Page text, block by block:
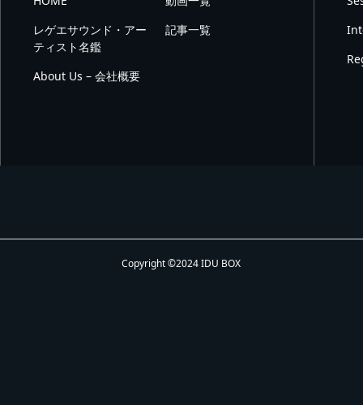
レゲエサウンド・アー
ティスト名鑑
記事一覧
About Us – 会社概要
Copyright ©2024 IDU BOX